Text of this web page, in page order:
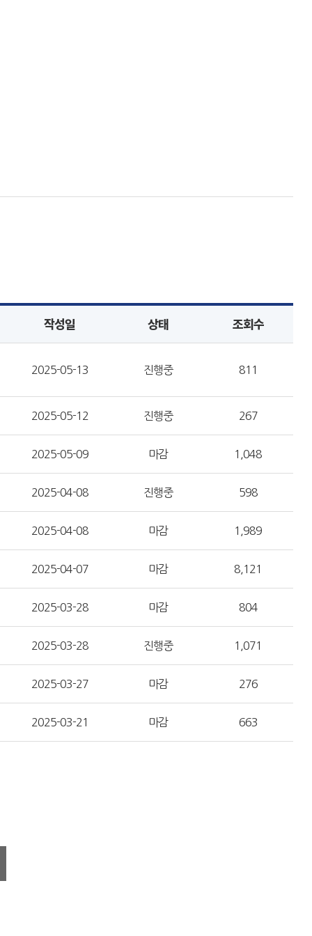
작성일 상태 조회수
2025-05-13 진행중 811
2025-05-12 진행중 267
2025-05-09 마감 1,048
2025-04-08 진행중 598
2025-04-08 마감 1,989
2025-04-07 마감 8,121
2025-03-28 마감 804
2025-03-28 진행중 1,071
2025-03-27 마감 276
2025-03-21 마감 663